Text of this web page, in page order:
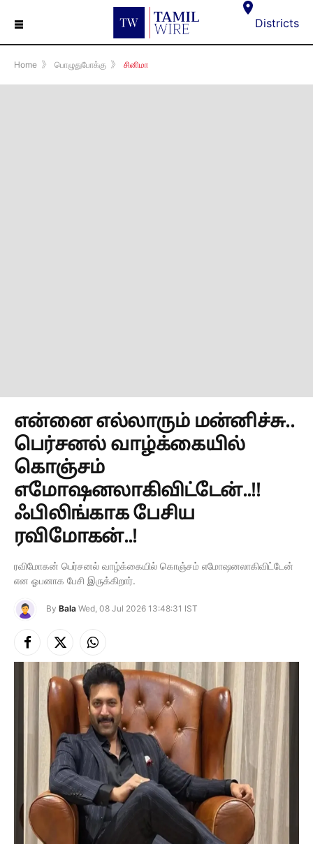
☰ Districts
Home 》 பொழுதுபோக்கு 》 சினிமா
என்னை எல்லாரும் மன்னிச்சு..
பெர்சனல் வாழ்க்கையில்
கொஞ்சம்
எமோஷனலாகிவிட்டேன்..!!
ஃபிலிங்காக பேசிய
ரவிமோகன்..!
ரவிமோகன் பெர்சனல் வாழ்க்கையில் கொஞ்சம் எமோஷனலாகிவிட்டேன்
என ஓபனாக பேசி இருக்கிறார்.
By Bala Wed, 08 Jul 2026 13:48:31 IST
Facebook
X
(Twitter)
Instagram